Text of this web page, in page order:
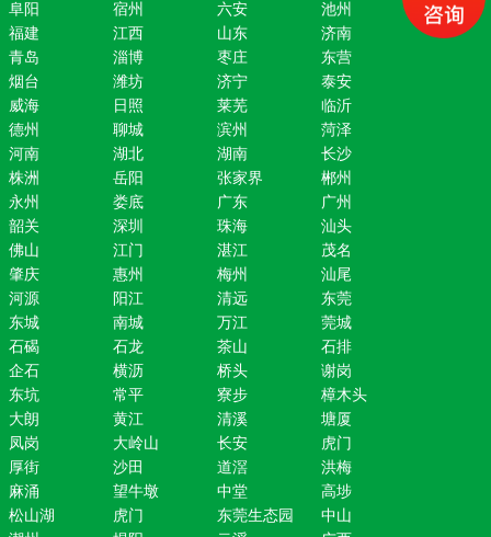
阜阳
宿州 六安
池州
福建
江西 山东
济南
青岛
淄博 枣庄
东营
烟台
潍坊 济宁
泰安
威海
日照 莱芜
临沂
德州
聊城 滨州
菏泽
河南
湖北 湖南
长沙
株洲
岳阳 张家界
郴州
永州
娄底 广东
广州
韶关
深圳 珠海
汕头
佛山
江门 湛江
茂名
肇庆
惠州 梅州
汕尾
河源
阳江 清远
东莞
东城
南城 万江
莞城
石碣
石龙 茶山
石排
企石
横沥 桥头
谢岗
东坑
常平 寮步
樟木头
大朗
黄江 清溪
塘厦
凤岗
大岭山 长安
虎门
厚街
沙田 道滘
洪梅
麻涌
望牛墩 中堂
高埗
松山湖
虎门 东莞生态园
中山